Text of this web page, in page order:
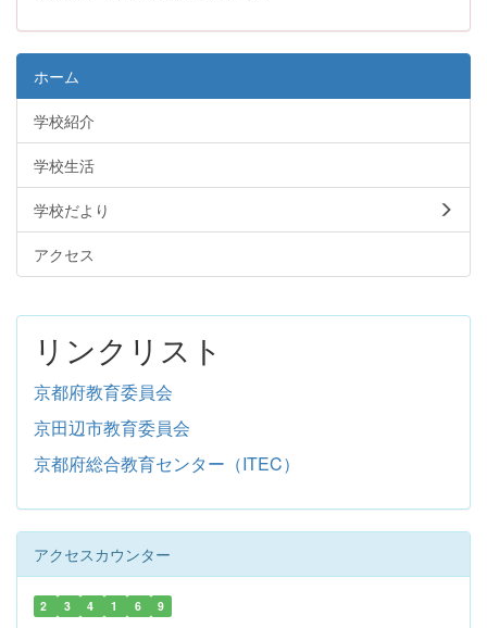
ホーム
学校紹介
学校生活
学校だより
アクセス
リンクリスト
京都府教育委員会
京田辺市教育委員会
京都府総合教育センター（ITEC）
アクセスカウンター
2 3 4 1 6 9